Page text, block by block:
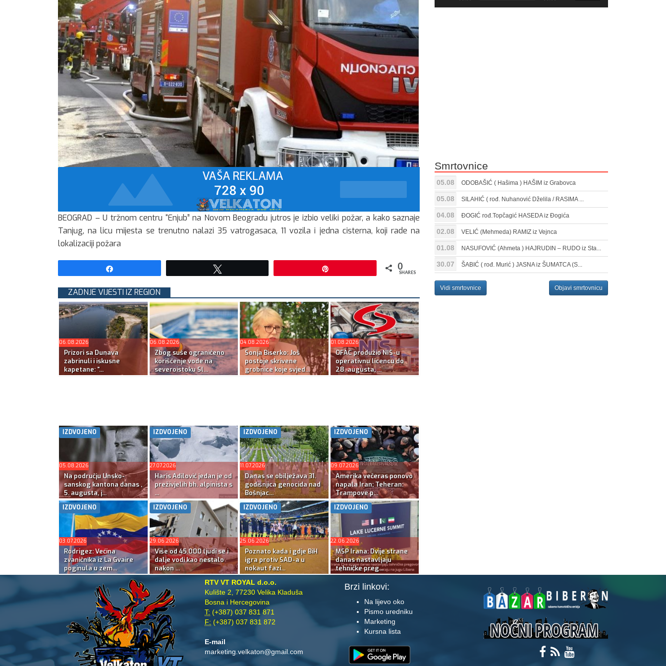
BEOGRAD – U tržnom centru “Enjub” na Novom Beogradu jutros je izbio veliki požar, a kako saznaje
Tanjug, na licu mijesta se trenutno nalazi 35 vatrogasaca, 11 vozila i jedna cisterna, koji rade na
lokalizaciji požara
0
SHARES
ZADNJE VIJESTI IZ REGION
06.08.2026
Prizori sa Dunava
zabrinuli i iskusne
kapetane: “...
06.08.2026
Zbog suše ograničeno
korišćenje vode na
severoistoku Sl...
04.08.2026
Sonja Biserko: Još
postoje skrivene
grobnice koje svjed...
01.08.2026
OFAC produžio NIS-u
operativnu licencu do
28. augusta, ...
IZDVOJENO
05.08.2026
Na području Unsko-
sanskog kantona danas ,
5. augusta, j...
IZDVOJENO
27.07.2026
Haris Adilović jedan je od
preživjelih bh. alpinista s
...
IZDVOJENO
11.07.2026
Danas se obilježava 31.
godišnjica genocida nad
Bošnjac...
IZDVOJENO
09.07.2026
Amerika večeras ponovo
napala Iran; Teheran:
Trampove p...
IZDVOJENO
03.07.2026
Rodrigez: Većina
zvaničnika iz La Gvaire
poginula u zem...
IZDVOJENO
29.06.2026
Više od 45.000 ljudi se i
dalje vodi kao nestalo
nakon ...
IZDVOJENO
25.06.2026
Poznato kada i gdje BiH
igra protiv SAD-a u
nokaut fazi...
IZDVOJENO
22.06.2026
MSP Irana: Dvije strane
danas nastavljaju
tehničke preg...
Gore/Dole
Smrtovnice
05.08 ODOBAŠIĆ ( Hašima ) HAŠIM iz Grabovca
05.08 SILAHIĆ ( rođ. Nuhanović Dželila / RASIMA ...
04.08 ĐOGIĆ rođ.Topčagić HASEDA iz Đogića
02.08 VELIĆ (Mehmeda) RAMIZ iz Vejnca
01.08 NASUFOVIĆ (Ahmeta ) HAJRUDIN – RUDO iz Sta...
30.07 ŠABIĆ ( rođ. Murić ) JASNA iz ŠUMATCA (S...
Vidi smrtovnice Objavi smrtovnicu
RTV VT ROYAL d.o.o.
Kulište 2, 77230 Velika Kladuša
Bosna i Hercegovina
T: (+387) 037 831 871
F: (+387) 037 831 872
E-mail
marketing.velkaton@gmail.com
Brzi linkovi:
Na lijevo oko
Pismo uredniku
Marketing
Kursna lista